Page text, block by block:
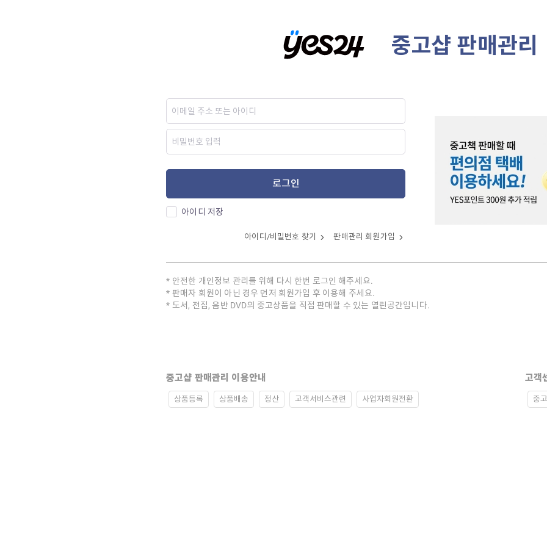
중고샵 판매관리
로그인
아이디 저장
아이디/비밀번호 찾기 판매관리 회원가입
안전한 개인정보 관리를 위해 다시 한번 로그인 해주세요.
판매자 회원이 아닌 경우 먼저 회원가입 후 이용해 주세요.
도서, 전집, 음반 DVD의 중고상품을 직접 판매할 수 있는 열린공간입니다.
중고샵 판매관리 이용안내
상품등록 상품배송 정산 고객서비스관련 사업자회원전환
고객
중